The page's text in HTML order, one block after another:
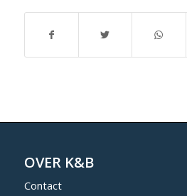
OVER K&B
Contact